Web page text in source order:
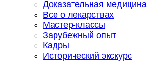
Доказательная медицина
Все о лекарствах
Мастер-классы
Зарубежный опыт
Кадры
Исторический экскурс